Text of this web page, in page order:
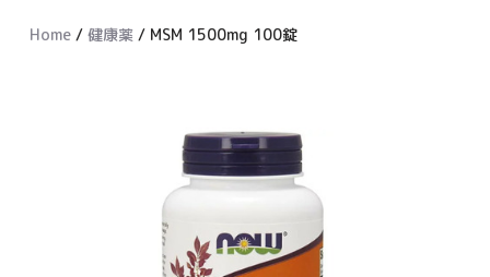
スHome / 健康薬 / MSM 1500mg 100錠